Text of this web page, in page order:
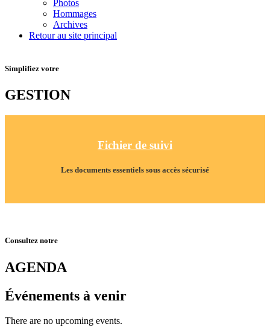
Photos
Hommages
Archives
Retour au site principal
Simplifiez votre
GESTION
Fichier de suivi
Les documents essentiels sous accès sécurisé
Consultez notre
AGENDA
Événements à venir
There are no upcoming events.